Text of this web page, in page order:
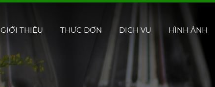
GIỚI THIỆU THỰC ĐƠN DỊCH VỤ HÌNH ẢNH